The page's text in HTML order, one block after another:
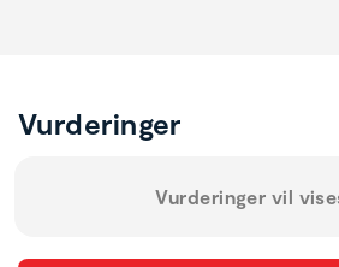
Vurderinger
Vurderinger vil